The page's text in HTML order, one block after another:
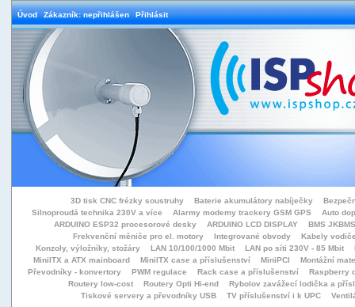
Úvod Zákazník: nepřihlášen Přihlásit
3D tisk CNC frézky soustruhy Baterie akumulátory nabíječky
Silnoproudá technika 230V a více
Alarmy modemy trackery GSM GPS
Auto
ARDUINO ESP32 procesorové desky
ARDUINO LCD DISPLAY
BMS
Frekvenční měniče pro el. motory
Integrované obvody
Kabely
Konzoly, výložníky, stožáry
LAN 10/100/1000 Mbit LAN po síti 230V - 85 Mbit
MiniITX a ATX mainboard
MiniITX case a příslušenství MiniPCI
Montážní
Převodníky - konvertory
PWM regulace Rack case a příslušenství
Raspberry
Routery low-cost
Routery Opti Hi-end
Rybolov zavážecí lodička a přísl
Tiskové servery a převodníky USB
TV příslušenství i k UPC